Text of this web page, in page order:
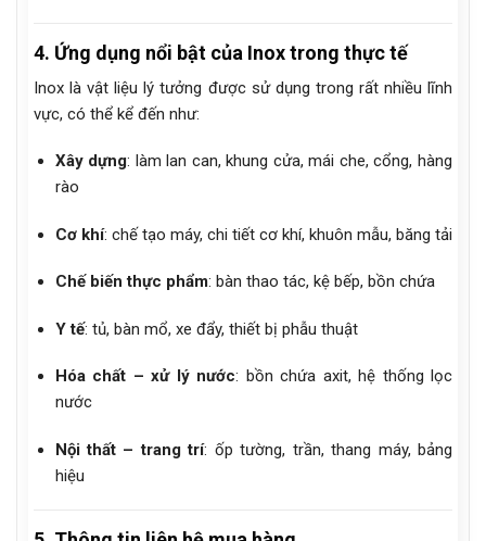
4. Ứng dụng nổi bật của Inox trong thực tế
Inox là vật liệu lý tưởng được sử dụng trong rất nhiều lĩnh
vực, có thể kể đến như:
Xây dựng: làm lan can, khung cửa, mái che, cổng, hàng
rào
Cơ khí: chế tạo máy, chi tiết cơ khí, khuôn mẫu, băng tải
Chế biến thực phẩm: bàn thao tác, kệ bếp, bồn chứa
Y tế: tủ, bàn mổ, xe đẩy, thiết bị phẫu thuật
Hóa chất – xử lý nước: bồn chứa axit, hệ thống lọc
nước
Nội thất – trang trí: ốp tường, trần, thang máy, bảng
hiệu